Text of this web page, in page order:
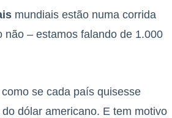
mundiais estão numa corrida
não – estamos falando de 1.000
se cada país quisesse
dólar americano. E tem motivo